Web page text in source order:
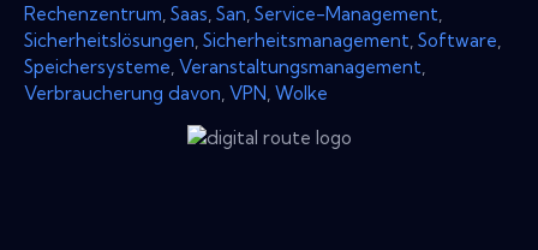
Rechenzentrum Saas San Service-Management
Sicherheitslösungen Sicherheitsmanagement Software
Speichersysteme Veranstaltungsmanagement
Verbraucherung davon VPN Wolke